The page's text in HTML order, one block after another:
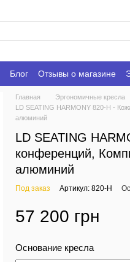
Блог Отзывы о магазине
Главная Эргономичные кресла
LD SEATING HARMONY 820-H -
алюминий
LD SEATING
конференций,
алюминий
Под заказ Артикул: 820-H
57 200 грн
Основание кресла